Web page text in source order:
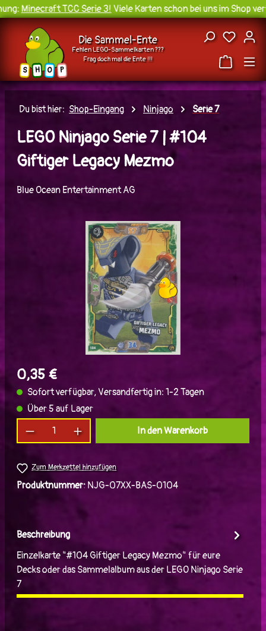
Zum Hauptinhalt springen
Minecraft TCC Serie 3!Viele Karten schon bei uns im Shop
S H O P
Die Sammel-Ente
Fehlen LEGO-Sammelkarten ???
Frag doch mal die Ente !!!
Du
Du bist hier: Shop-Eingang Ninjago Serie 7
LEGO Ninjago Serie 7 | #104
Giftiger Legacy Mezmo
Blue Ocean Entertainment AG
Bildergalerie überspringen
0,35 €
Sofort verfügbar, Versandfertig in: 1-2 Tagen
Über 5 auf Lager
Produkt Anzahl: Gib den gewünschten Wert
In den Warenkorb
Zum Merkzettel hinzufügen
Produktnummer: NJG-07XX-BAS-0104
Beschreibung
Einzelkarte "#104 Giftiger Legacy Mezmo" für eure
Decks oder das Sammelalbum aus der LEGO Ninjago Serie
7